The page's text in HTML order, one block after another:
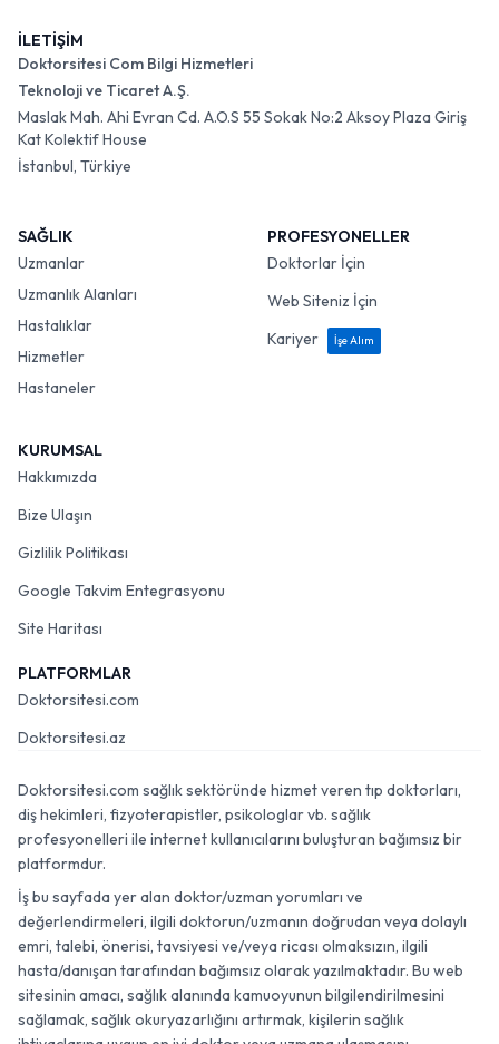
İLETİŞİM
Doktorsitesi Com Bilgi Hizmetleri
Teknoloji ve Ticaret A.Ş.
Maslak Mah. Ahi Evran Cd. A.O.S 55 Sokak No:2 Aksoy Plaza Giriş
Kat Kolektif House
İstanbul, Türkiye
SAĞLIK
Uzmanlar
Uzmanlık Alanları
Hastalıklar
Hizmetler
Hastaneler
PROFESYONELLER
Doktorlar İçin
Web Siteniz İçin
Kariyer
İşe Alım
KURUMSAL
Hakkımızda
Bize Ulaşın
Gizlilik Politikası
Google Takvim Entegrasyonu
Site Haritası
PLATFORMLAR
Doktorsitesi.com
Doktorsitesi.az
Doktorsitesi.com sağlık sektöründe hizmet veren tıp doktorları,
diş hekimleri, fizyoterapistler, psikologlar vb. sağlık
profesyonelleri ile internet kullanıcılarını buluşturan bağımsız bir
platformdur.
İş bu sayfada yer alan doktor/uzman yorumları ve
değerlendirmeleri, ilgili doktorun/uzmanın doğrudan veya dolaylı
emri, talebi, önerisi, tavsiyesi ve/veya ricası olmaksızın, ilgili
hasta/danışan tarafından bağımsız olarak yazılmaktadır. Bu web
sitesinin amacı, sağlık alanında kamuoyunun bilgilendirilmesini
sağlamak, sağlık okuryazarlığını artırmak, kişilerin sağlık